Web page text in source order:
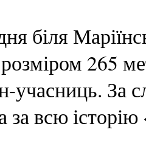
біля
265
учасниць. За
за всю